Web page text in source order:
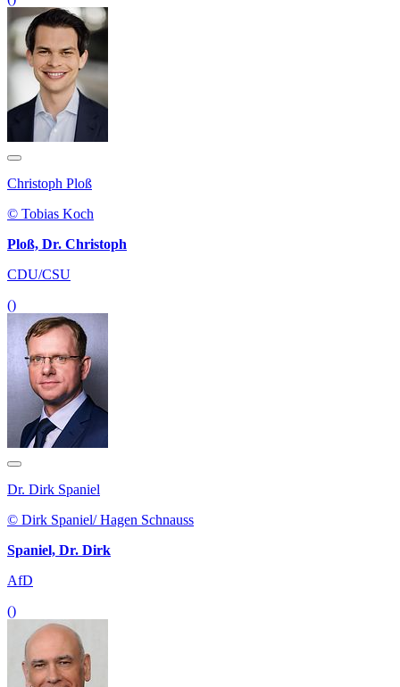
Christoph Ploß
© Tobias Koch
Ploß, Dr. Christoph
CDU/CSU
()
Dr. Dirk Spaniel
© Dirk Spaniel/ Hagen Schnauss
Spaniel, Dr. Dirk
AfD
()